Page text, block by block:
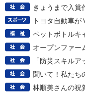
きょうまで入賞
トヨタ自動車が
ペットボトルキ
オープンファー
「防災スキル
聞いて！私たち
林順美さんの祝